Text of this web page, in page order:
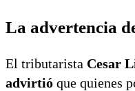
La advertencia
El tributarista Cesar
advirtió que quienes